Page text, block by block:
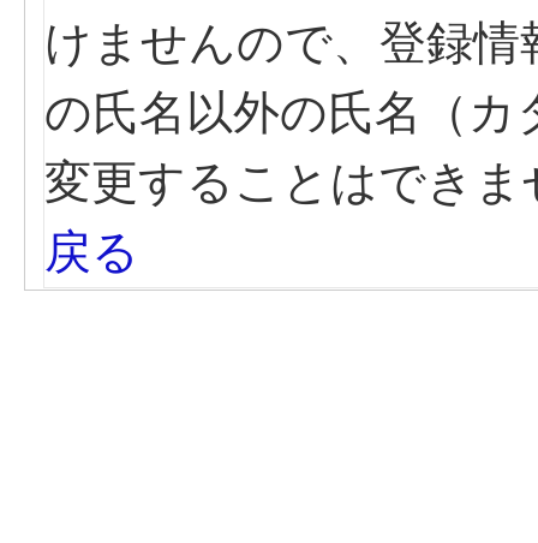
けませんので、登録
の氏名以外の氏名（
変更することはできま
戻る